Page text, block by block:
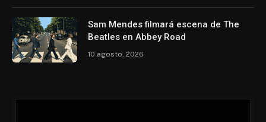
Sam Mendes filmará escena de The
Beatles en Abbey Road
10 agosto, 2026